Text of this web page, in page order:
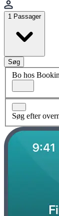
1 Passager
Søg
Bo hos
Søg efter